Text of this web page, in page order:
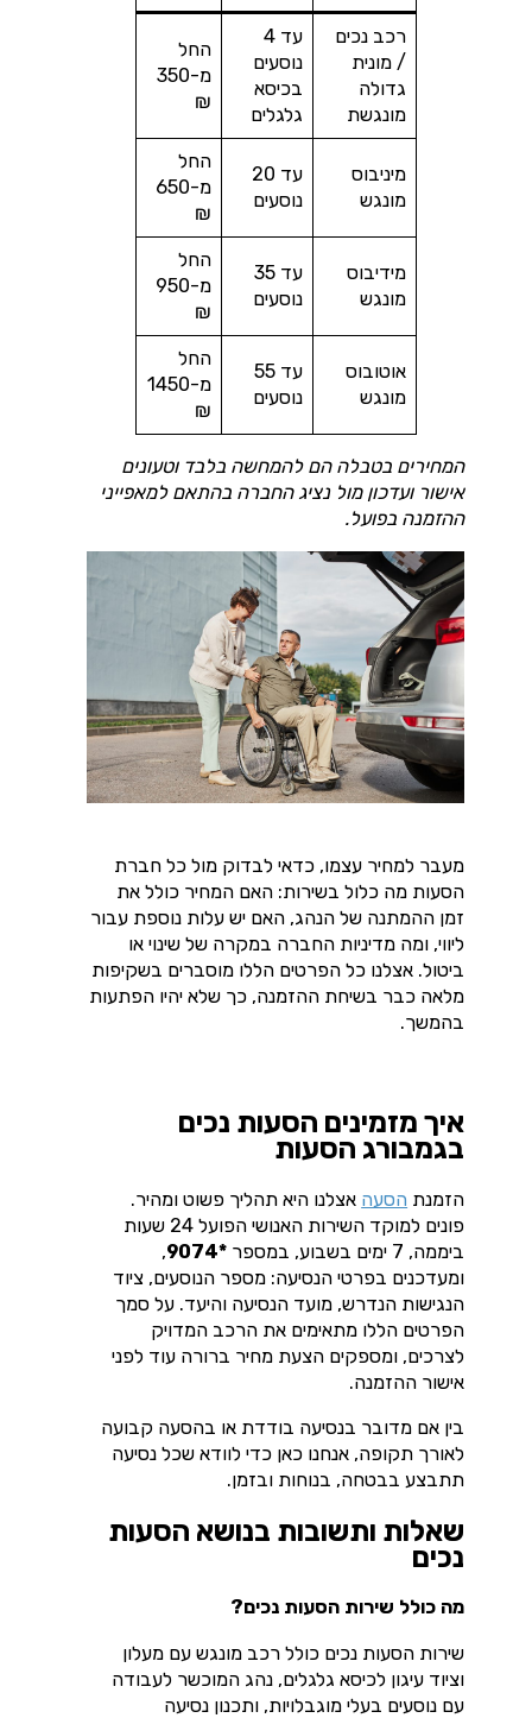
רכב נכים
/ מונית
גדולה
מונגשת
עד 4
נוסעים
בכיסא
גלגלים
החל
מ-350
₪
מיניבוס
מונגש
עד 20
נוסעים
החל
מ-650
₪
מידיבוס
מונגש
עד 35
נוסעים
החל
מ-950
₪
אוטובוס
מונגש
עד 55
נוסעים
החל
מ-1450
₪
המחירים בטבלה הם להמחשה בלבד וטעונים
אישור ועדכון מול נציג החברה בהתאם למאפייני
ההזמנה בפועל.
מעבר למחיר עצמו, כדאי לבדוק מול כל חברת
הסעות מה כלול בשירות: האם המחיר כולל את
זמן ההמתנה של הנהג, האם יש עלות נוספת עבור
ליווי, ומה מדיניות החברה במקרה של שינוי או
ביטול. אצלנו כל הפרטים הללו מוסברים בשקיפות
מלאה כבר בשיחת ההזמנה, כך שלא יהיו הפתעות
בהמשך.
איך מזמינים הסעות נכים
בגמבורג הסעות
הזמנת הסעה אצלנו היא תהליך פשוט ומהיר.
פונים למוקד השירות האנושי הפועל 24 שעות
ביממה, 7 ימים בשבוע, במספר
*9074
,
ומעדכנים בפרטי הנסיעה: מספר הנוסעים, ציוד
הנגישות הנדרש, מועד הנסיעה והיעד. על סמך
הפרטים הללו מתאימים את הרכב המדויק
לצרכים, ומספקים הצעת מחיר ברורה עוד לפני
אישור ההזמנה.
בין אם מדובר בנסיעה בודדת או בהסעה קבועה
לאורך תקופה, אנחנו כאן כדי לוודא שכל נסיעה
תתבצע בבטחה, בנוחות ובזמן.
שאלות ותשובות בנושא הסעות
נכים
מה כולל שירות הסעות נכים?
שירות הסעות נכים כולל רכב מונגש עם מעלון
וציוד עיגון לכיסא גלגלים, נהג המוכשר לעבודה
עם נוסעים בעלי מוגבלויות, ותכנון נסיעה